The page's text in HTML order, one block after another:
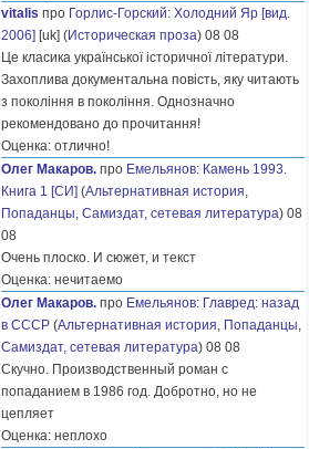
vitalis про Горлис-Горский: Холодний Яр [вид.
2006] [uk] (Историческая проза) 08 08
Це класика української історичної літератури.
Захоплива документальна повість, яку читають
з покоління в покоління. Однозначно
рекомендовано до прочитання!
Оценка: отлично!
Олег Макаров. про Емельянов: Камень 1993.
Книга 1 [СИ] (Альтернативная история,
Попаданцы, Самиздат, сетевая литература) 08
08
Очень плоско. И сюжет, и текст
Оценка: нечитаемо
Олег Макаров. про Емельянов: Главред: назад
в СССР (Альтернативная история, Попаданцы,
Самиздат, сетевая литература) 08 08
Скучно. Производственный роман с
попаданием в 1986 год. Добротно, но не
цепляет
Оценка: неплохо